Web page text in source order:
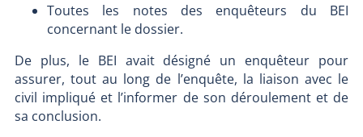
Toutes les notes des enquêteurs du BEI
concernant le dossier.
De plus, le BEI avait désigné un enquêteur pour
assurer, tout au long de l’enquête, la liaison avec le
civil impliqué et l’informer de son déroulement et de
sa conclusion.